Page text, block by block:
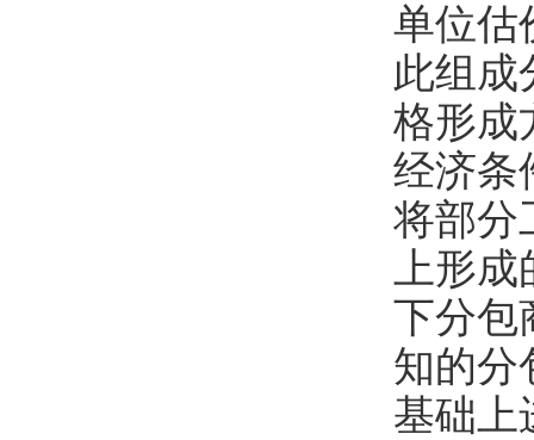
单位估
此组成
格形成
经济条
将部分
上形成
下分包
知的分
基础上